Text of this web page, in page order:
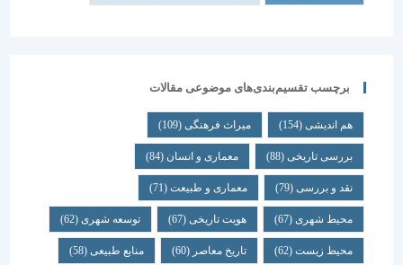
برچسب تقسیم‌بندی‌های موضوعی مقالات
هم اندیشی (154) میراث فرهنگی (109)
بررسی تاریخی (88) معماری و انسان (84)
نقد و بررسی (79) معماری و طبیعت (71)
محیط شهری(67) هویت تاریخی(67) توسعه شهری(62)
محیط زیست(62) تاریخ معاصر(60) منابع طبیعی(58)